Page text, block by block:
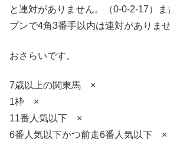
と連対がありません。（0-0-2-17）
プンで4角3番手以内は連対がありま
おさらいです。
7歳以上の関東馬 ×
1枠 ×
11番人気以下 ×
6番人気以下かつ前走6番人気以下 ×